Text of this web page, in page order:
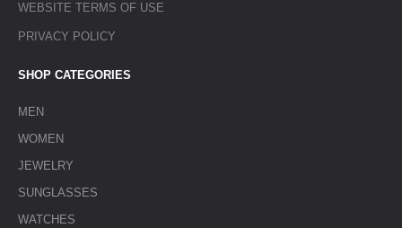
WEBSITE TERMS OF USE
PRIVACY POLICY
SHOP CATEGORIES
MEN
WOMEN
JEWELRY
SUNGLASSES
WATCHES